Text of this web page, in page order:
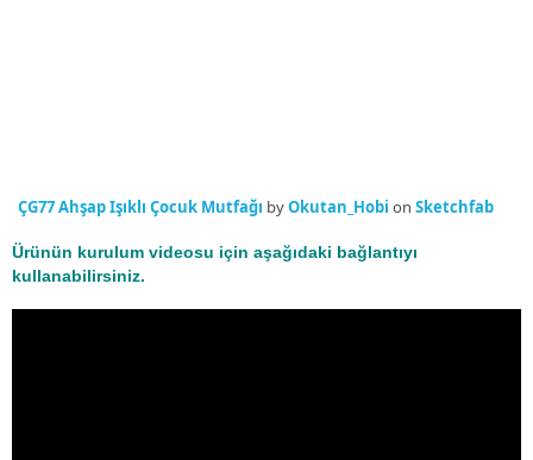
ÇG77 Ahşap Işıklı Çocuk Mutfağı byOkutan_Hobi on Sketchfab
Ürünün kurulum videosu için aşağıdaki bağlantıyı
kullanabilirsiniz.